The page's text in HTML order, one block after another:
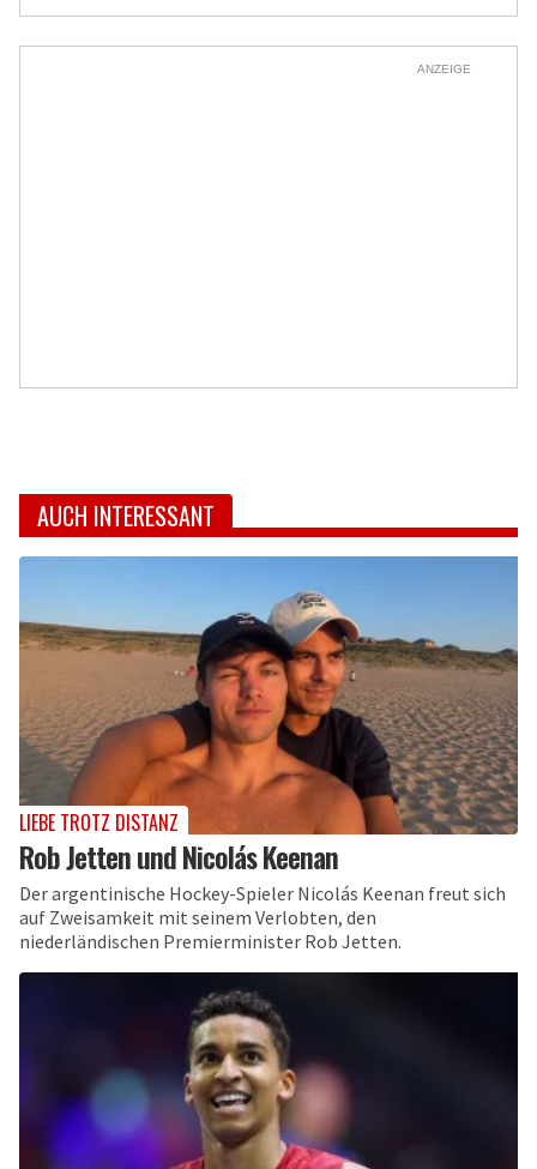
ANZEIGE
AUCH INTERESSANT
LIEBE TROTZ DISTANZ
Rob Jetten und Nicolás Keenan
Der argentinische Hockey-Spieler Nicolás Keenan freut sich
auf Zweisamkeit mit seinem Verlobten, den
niederländischen Premierminister Rob Jetten.